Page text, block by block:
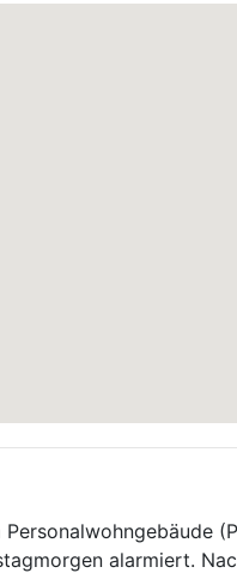
alarmiert.